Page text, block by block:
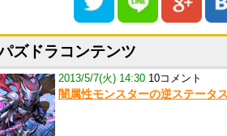
ズドラコンテンツ
2013/5/7(火) 14:30 10コメント
闇属性モンスターの逆ステータ